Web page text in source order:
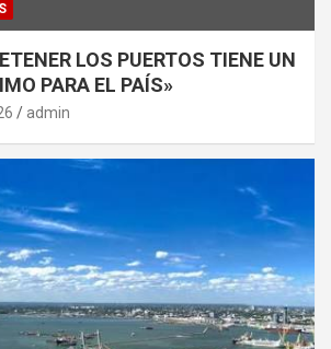
LOS PUERTOS TIENE UN
PARA EL PAÍS»
admin